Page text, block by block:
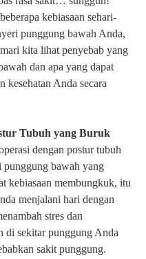
kebiasaan sehari-
punggung bawah Anda,
kita lihat penyebab yang
dan apa yang dapat
kesehatan Anda secara
Tubuh yang Buruk
dengan postur tubuh
bawah yang
kebiasaan membungkuk, itu
menjalani hari dengan
stres dan
di sekitar punggung Anda
sakit punggung.